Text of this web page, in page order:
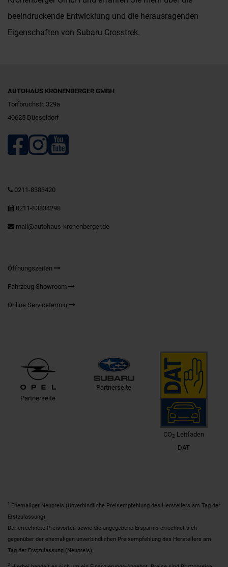
beeindruckende Entwicklung und die herausragenden
Eigenschaften von Subaru Crosstrek.
AUTOHAUS KRONENBERGER GMBH
Torfbruchstr. 329a
40625 Düsseldorf
0211-8383420
0211-83834298
mail@autohaus-kronenberger.de
Öffnungszeiten
Fahrzeug Showroom
Online Servicetermin
Partnerseite
Partnerseite
CO2 Leitfaden
DAT
1 Ehemaliger Neupreis (Unverbindliche Preisempfehlung des Herstellers am Tag der
Erstzulassung).
Der errechnete Preisvorteil sowie die angegebene Ersparnis errechnet sich
gegenüber der ehemaligen unverbindlichen Preisempfehlung des Herstellers am
Tag der Erstzulassung (Neupreis).
2